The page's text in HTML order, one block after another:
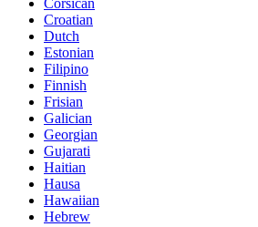
Corsican
Croatian
Dutch
Estonian
Filipino
Finnish
Frisian
Galician
Georgian
Gujarati
Haitian
Hausa
Hawaiian
Hebrew